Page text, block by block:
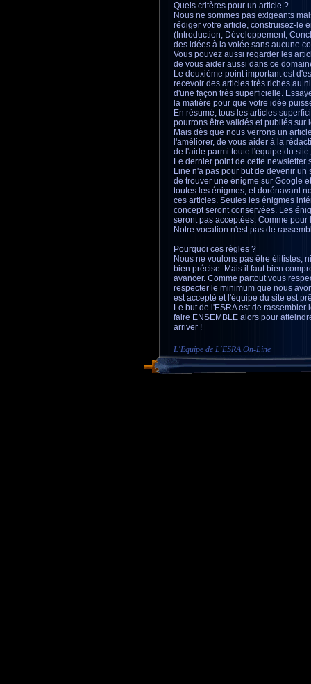
Quels critères pour un article ?
Nous ne sommes pas exigeants
rédiger votre article, construisez-le
(Introduction, Développement,
des idées à la volée sans aucune
Vous pouvez aussi regarder les
de vous aider aussi dans ce
Le deuxième point important est
recevoir des articles très riches au
d'une façon très superficielle.
la matière pour que votre idée
En résumé, tous les articles
pourrons être validés et publiés sur
Mais dès que nous verrons un
l'améliorer, de vous aider à la
de l'aide parmi toute l'équipe du
Le dernier point de cette newsletter
Line n'a pas pour but de devenir
de trouver une énigme sur Google
toutes les énigmes, et dorénavant
ces articles. Seules les énigmes
concept seront conservées. Les
seront pas acceptées. Comme
Notre vocation n'est pas de
Pourquoi ces règles ?
Nous ne voulons pas être élitistes,
bien précise. Mais il faut bien
avancer. Comme partout vous
respecter le minimum que nous
est accepté et l'équipe du site est
Le but de l'ESRA est de
faire ENSEMBLE alors pour
arriver !
L'Equipe de L'ESRA On-Line